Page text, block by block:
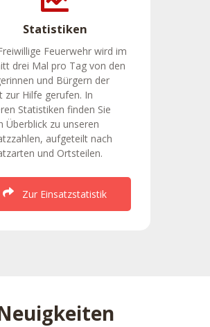
Statistiken
Feuerwehr wird im
drei Mal pro Tag von den
und Bürgern der
zur Hilfe gerufen. In
Statistiken finden Sie
Überblick zu unseren
aufgeteilt nach
und Ortsteilen.
Zur Einsatzstatistik